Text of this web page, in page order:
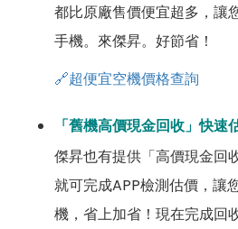
都比原廠售價便宜超多，讓
手機。來傑昇。好節省！
🔗超便宜空機價格查詢
「舊機高價現金回收」快速
傑昇也有提供「高價現金回
就可完成APP檢測估價，讓
機，省上加省！現在完成回